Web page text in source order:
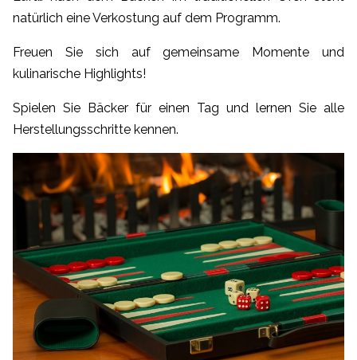
natürlich eine Verkostung auf dem Programm.
Freuen Sie sich auf gemeinsame Momente und
kulinarische Highlights!
Spielen Sie Bäcker für einen Tag und lernen Sie alle
Herstellungsschritte kennen.